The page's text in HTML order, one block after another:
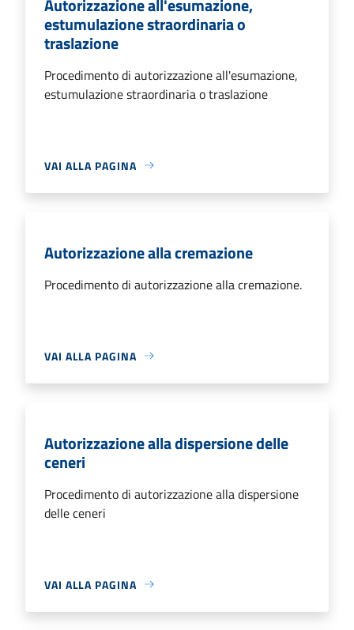
estumulazione straordinaria o
traslazione
Procedimento di autorizzazione all'esumazione,
estumulazione straordinaria o traslazione
VAI ALLA PAGINA
Autorizzazione alla cremazione
Procedimento di autorizzazione alla cremazione.
VAI ALLA PAGINA
Autorizzazione alla dispersione delle
ceneri
Procedimento di autorizzazione alla dispersione
delle ceneri
VAI ALLA PAGINA